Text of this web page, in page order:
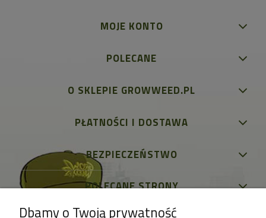
MOJE KONTO
POLECANE
O SKLEPIE GROWWEED.PL
PŁATNOŚCI I DOSTAWA
BEZPIECZEŃSTWO
POLECANE STRONY
Dbamy o Twoją prywatność